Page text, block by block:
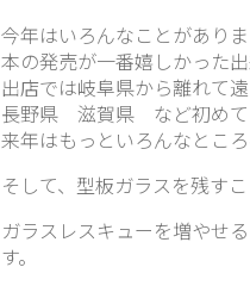
今年はいろんなことがありま
本の発売が一番嬉しかった出
出店では岐阜県から離れて
長野県 滋賀県 など初めて
来年はもっといろんなとこ
そして、型板ガラスを残す
ガラスレスキューを増やせ
す。